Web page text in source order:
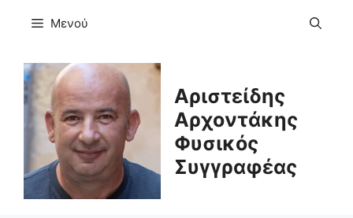
Μενού
Αριστείδης
Αρχοντάκης
Φυσικός
Συγγραφέας